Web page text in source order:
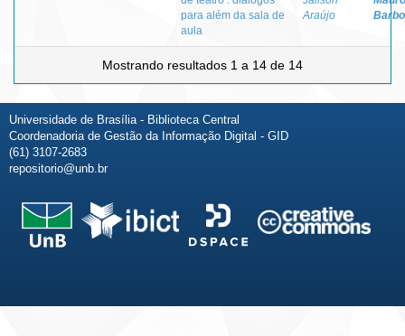
para além da sala de
aula
Araújo
Mostrando resultados 1 a 14 de 14
Universidade de Brasília - Biblioteca Central
Coordenadoria de Gestão da Informação Digital - GID
(61) 3107-2683
repositorio@unb.br